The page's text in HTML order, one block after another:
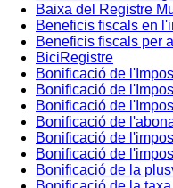
Baixa del Registre
Beneficis fiscals en
Beneficis fiscals per
BiciRegistre
Bonificació de
Bonificació de
Bonificació de
Bonificació de
Bonificació de
Bonificació de
Bonificació de la